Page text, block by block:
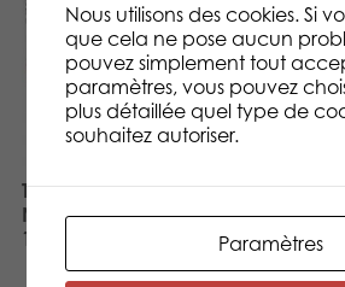
Tactic Puzzle Lovers
Nivelda in Trondheim
1000 pcs puzzle
Tactic
Nous utilisons des cookies. Si
que cela ne pose aucun
pouvez simplement tout
paramètres, vous pouvez
plus détaillée quel type de
souhaitez autoriser.
Paramètres